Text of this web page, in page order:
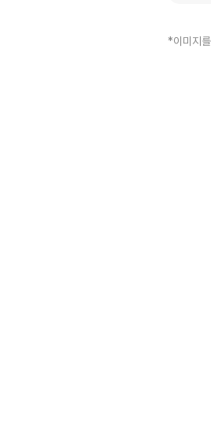
*이미지